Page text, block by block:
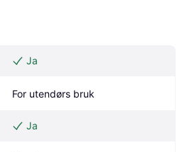
Ja
For utendørs bruk
Ja